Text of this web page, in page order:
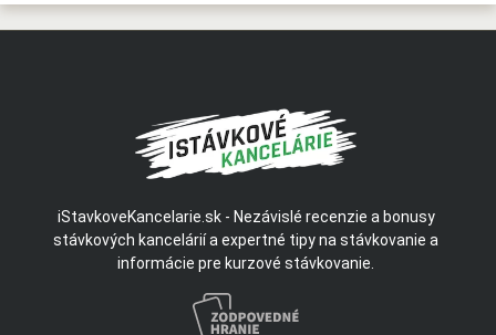
iStavkoveKancelarie.sk - Nezávislé recenzie a bonusy
stávkových kancelárií a expertné tipy na stávkovanie a
informácie pre kurzové stávkovanie.